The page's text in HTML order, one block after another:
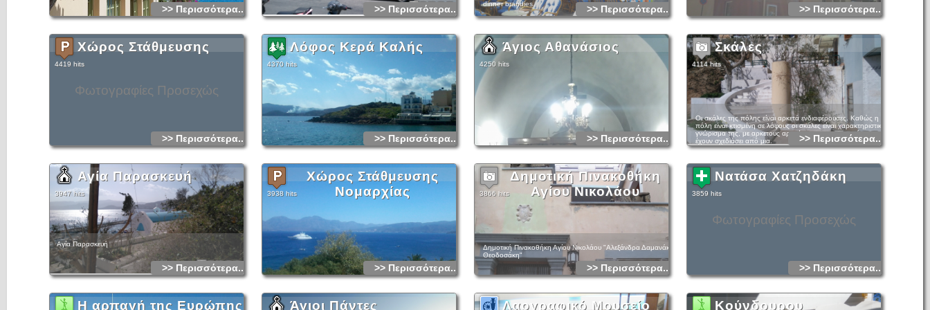
>> Περισσότερα... >> Περισσότερα...
dinner brandies.
>> Περισσότερα... >> Περισσότερα...
Φωτογραφίες Προσεχώς
Χώρος Στάθμευσης
4419 hits
>> Περισσότερα...
Λόφος Κερά Καλής
4370 hits
>> Περισσότερα...
Άγιος Αθανάσιος
4250 hits
>> Περισσότερα...
Σκάλες
4114 hits
Οι σκάλες της πόλης είναι αρκετά ενδιαφέρουσες. Καθώς η
πόλη είναι κτισμένη σε λόφους οι σκάλες είναι χαρακτηριστικό
γνώρισμα της, με αρκετους αρχιτέκτονες της περιοχής να
έχουν σχεδιάσει από μια.
>> Περισσότερα...
Αγία Παρασκευή
3947 hits
Αγία Παρασκευή
>> Περισσότερα...
Χώρος Στάθμευσης
Νομαρχίας
3938 hits
>> Περισσότερα...
Δημοτική Πινακοθήκη
Αγίου Νικολάου
3866 hits
Δημοτική Πινακοθήκη Αγίου Νικολάου "Αλεξάνδρα Δαμανάκη
Θεοδοσάκη"
>> Περισσότερα...
Φωτογραφίες Προσεχώς
Νατάσα Χατζηδάκη
3859 hits
>> Περισσότερα...
Η αρπαγή της Ευρώπης Άγιοι Πάντες Λαογραφικό Μουσείο Κούνδουρου